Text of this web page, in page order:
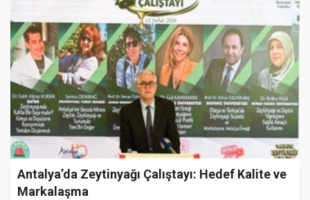
Antalya’da Zeytinyağı Çalıştayı: Hedef Kalite ve
Markalaşma